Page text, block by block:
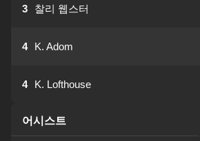
3 찰리 웹스터
4 K. Adom
4 K. Lofthouse
어시스트